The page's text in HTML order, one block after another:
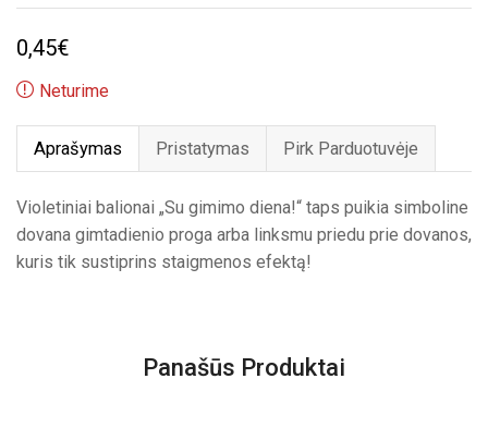
0,45€
Neturime
Aprašymas Pristatymas Pirk Parduotuvėje
Violetiniai balionai „Su gimimo diena!“ taps puikia simboline
dovana gimtadienio proga arba linksmu priedu prie dovanos,
kuris tik sustiprins staigmenos efektą!
Panašūs Produktai